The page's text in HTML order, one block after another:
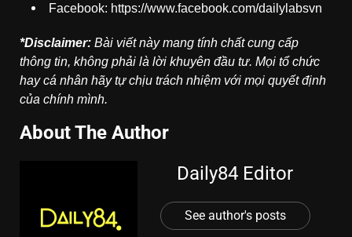
Facebook: https://www.facebook.com/dailylabsvn
*Disclaimer: Bài viết này mang tính chất cung cấp
thông tin, không phải là lời khuyên đầu tư. Mọi tổ chức
hay cá nhân hãy tự chịu trách nhiệm với mọi quyết định
của chính mình.
About The Author
Daily84 Editor
See author's posts